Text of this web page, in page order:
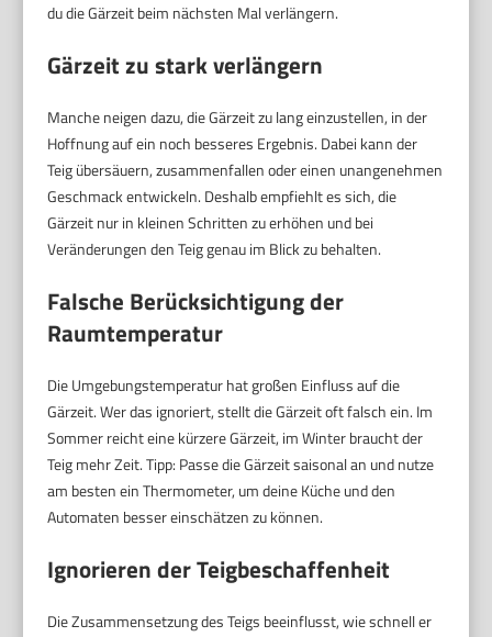
du die Gärzeit beim nächsten Mal verlängern.
Gärzeit zu stark verlängern
Manche neigen dazu, die Gärzeit zu lang einzustellen, in der
Hoffnung auf ein noch besseres Ergebnis. Dabei kann der
Teig übersäuern, zusammenfallen oder einen unangenehmen
Geschmack entwickeln. Deshalb empfiehlt es sich, die
Gärzeit nur in kleinen Schritten zu erhöhen und bei
Veränderungen den Teig genau im Blick zu behalten.
Falsche Berücksichtigung der
Raumtemperatur
Die Umgebungstemperatur hat großen Einfluss auf die
Gärzeit. Wer das ignoriert, stellt die Gärzeit oft falsch ein. Im
Sommer reicht eine kürzere Gärzeit, im Winter braucht der
Teig mehr Zeit. Tipp: Passe die Gärzeit saisonal an und nutze
am besten ein Thermometer, um deine Küche und den
Automaten besser einschätzen zu können.
Ignorieren der Teigbeschaffenheit
Die Zusammensetzung des Teigs beeinflusst, wie schnell er